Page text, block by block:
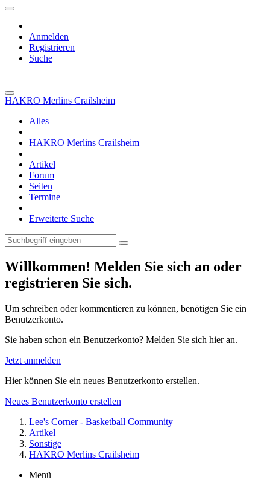
Anmelden
Registrieren
Suche
HAKRO Merlins Crailsheim
Alles
HAKRO Merlins Crailsheim
Artikel
Forum
Seiten
Termine
Erweiterte Suche
Willkommen! Melden Sie sich an oder
registrieren Sie sich.
Um schreiben oder kommentieren zu können, benötigen Sie ein
Benutzerkonto.
Sie haben schon ein Benutzerkonto? Melden Sie sich hier an.
Jetzt anmelden
Hier können Sie ein neues Benutzerkonto erstellen.
Neues Benutzerkonto erstellen
Lee's Corner - Basketball Community
Artikel
Sonstige
HAKRO Merlins Crailsheim
Menü